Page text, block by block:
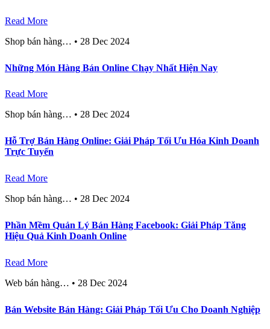
Read More
Shop bán hàng… • 28 Dec 2024
Những Món Hàng Bán Online Chạy Nhất Hiện Nay
Read More
Shop bán hàng… • 28 Dec 2024
Hỗ Trợ Bán Hàng Online: Giải Pháp Tối Ưu Hóa Kinh Doanh
Trực Tuyến
Read More
Shop bán hàng… • 28 Dec 2024
Phần Mềm Quản Lý Bán Hàng Facebook: Giải Pháp Tăng
Hiệu Quả Kinh Doanh Online
Read More
Web bán hàng… • 28 Dec 2024
Bán Website Bán Hàng: Giải Pháp Tối Ưu Cho Doanh Nghiệp